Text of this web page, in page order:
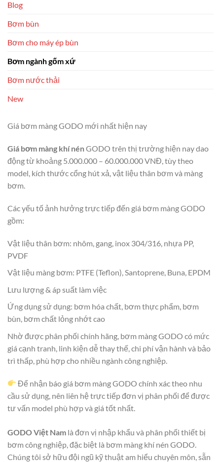
Blog
Bơm bùn
Bơm cho máy ép bùn
Bơm ngành gốm xứ
Bơm nước thải
New
Giá bơm màng GODO mới nhất hiện nay
Giá bơm màng khí nénGODO trên thị trường hiện nay dao
động từ khoảng 5.000.000 – 60.000.000 VNĐ, tùy theo
model, kích thước cổng hút xả, vật liệu thân bơm và màng
bơm.
Các yếu tố ảnh hưởng trực tiếp đến giá bơm màng GODO
gồm:
Vật liệu thân bơm: nhôm, gang, inox 304/316, nhựa PP,
PVDF
Vật liệu màng bơm: PTFE (Teflon), Santoprene, Buna, EPDM
Lưu lượng & áp suất làm việc
Ứng dụng sử dụng: bơm hóa chất, bơm thực phẩm, bơm
bùn, bơm chất lỏng nhớt cao
Nhờ được phân phối chính hãng, bơm màng GODO có mức
giá cạnh tranh, linh kiện dễ thay thế, chi phí vận hành và bảo
trì thấp, phù hợp cho nhiều ngành công nghiệp.
Để nhận báo giá bơm màng GODO chính xác theo nhu
cầu sử dụng, nên liên hệ trực tiếp đơn vị phân phối để được
tư vấn model phù hợp và giá tốt nhất.
GODO Việt Nam là đơn vị nhập khẩu và phân phối thiết bị
bơm công nghiệp, đặc biệt là bơm màng khí nén GODO.
Chúng tôi sở hữu đội ngũ kỹ thuật am hiểu chuyên môn, sẵn